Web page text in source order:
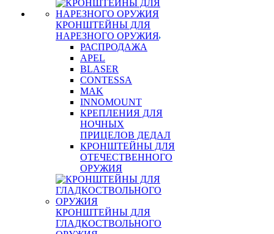
КРОНШТЕЙНЫ ДЛЯ
НАРЕЗНОГО ОРУЖИЯ
РАСПРОДАЖА
APEL
BLASER
CONTESSA
MAK
INNOMOUNT
КРЕПЛЕНИЯ ДЛЯ
НОЧНЫХ
ПРИЦЕЛОВ ДЕДАЛ
КРОНШТЕЙНЫ ДЛЯ
ОТЕЧЕСТВЕННОГО
ОРУЖИЯ
КРОНШТЕЙНЫ ДЛЯ
ГЛАДКОСТВОЛЬНОГО